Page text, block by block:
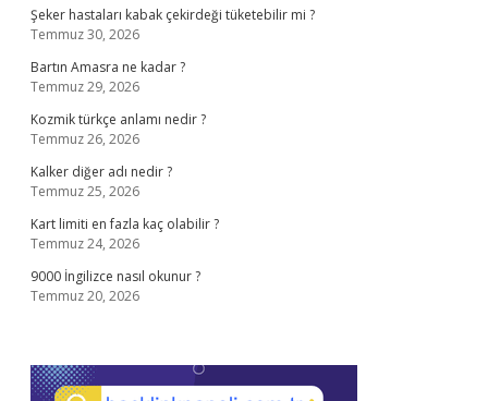
Şeker hastaları kabak çekirdeği tüketebilir mi ?
Temmuz 30, 2026
Bartın Amasra ne kadar ?
Temmuz 29, 2026
Kozmik türkçe anlamı nedir ?
Temmuz 26, 2026
Kalker diğer adı nedir ?
Temmuz 25, 2026
Kart limiti en fazla kaç olabilir ?
Temmuz 24, 2026
9000 İngilizce nasıl okunur ?
Temmuz 20, 2026